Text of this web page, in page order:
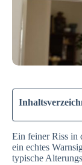
Ein feiner Riss in
ein echtes
typische